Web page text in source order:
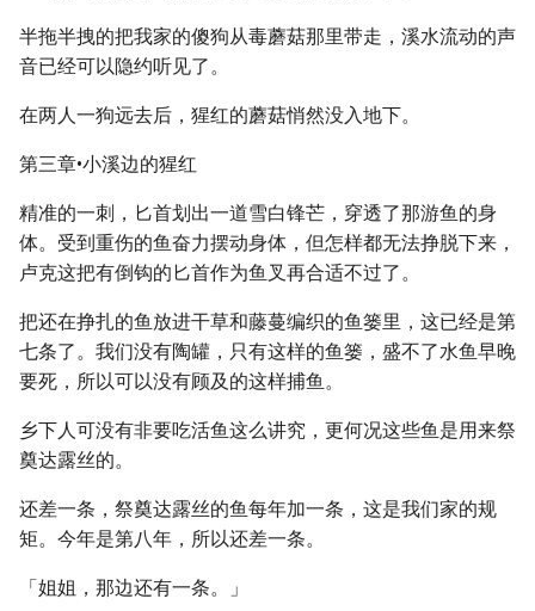
半拖半拽的把我家的傻狗从毒蘑菇那里带走，溪水流动的声
音已经可以隐约听见了。
在两人一狗远去后，猩红的蘑菇悄然没入地下。
第三章•小溪边的猩红
精准的一刺，匕首划出一道雪白锋芒，穿透了那游鱼的身
体。受到重伤的鱼奋力摆动身体，但怎样都无法挣脱下来，
卢克这把有倒钩的匕首作为鱼叉再合适不过了。
把还在挣扎的鱼放进干草和藤蔓编织的鱼篓里，这已经是第
七条了。我们没有陶罐，只有这样的鱼篓，盛不了水鱼早晚
要死，所以可以没有顾及的这样捕鱼。
乡下人可没有非要吃活鱼这么讲究，更何况这些鱼是用来祭
奠达露丝的。
还差一条，祭奠达露丝的鱼每年加一条，这是我们家的规
矩。今年是第八年，所以还差一条。
「姐姐，那边还有一条。」